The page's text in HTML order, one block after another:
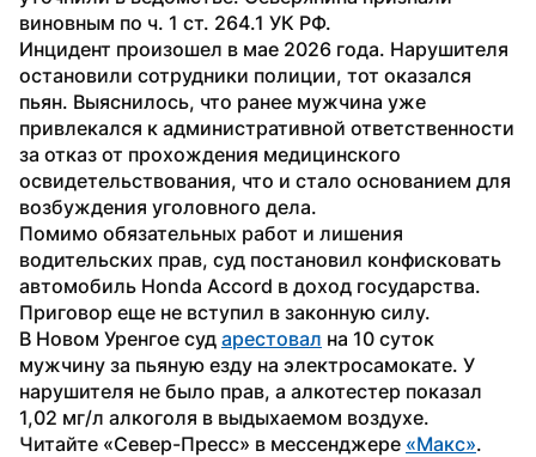
виновным по ч. 1 ст. 264.1 УК РФ.
Инцидент произошел в мае 2026 года. Нарушителя
остановили сотрудники полиции, тот оказался
пьян. Выяснилось, что ранее мужчина уже
привлекался к административной ответственности
за отказ от прохождения медицинского
освидетельствования, что и стало основанием для
возбуждения уголовного дела.
Помимо обязательных работ и лишения
водительских прав, суд постановил конфисковать
автомобиль Honda Accord в доход государства.
Приговор еще не вступил в законную силу.
В Новом Уренгое суд арестовал на 10 суток
мужчину за пьяную езду на электросамокате. У
нарушителя не было прав, а алкотестер показал
1,02 мг/л алкоголя в выдыхаемом воздухе.
Читайте «Север-Пресс» в мессенджере «Макс».